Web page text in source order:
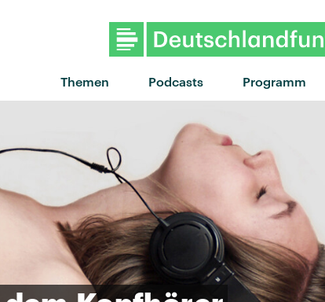
Themen Podcasts Programm